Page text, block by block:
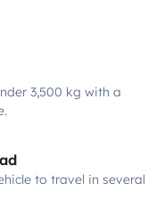
3,500 kg with a
to travel in several